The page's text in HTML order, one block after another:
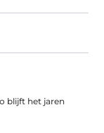
blijft het jaren